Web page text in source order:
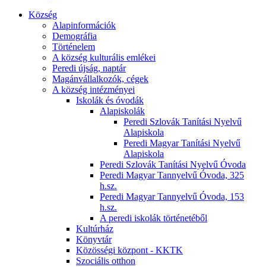
Község
Alapinformációk
Demográfia
Történelem
A község kulturális emlékei
Peredi újság, naptár
Magánvállalkozók, cégek
A község intézményei
Iskolák és óvodák
Alapiskolák
Peredi Szlovák Tanítási Nyelvű
Alapiskola
Peredi Magyar Tanítási Nyelvű
Alapiskola
Peredi Szlovák Tanítási Nyelvű Óvoda
Peredi Magyar Tannyelvű Óvoda, 325
h.sz.
Peredi Magyar Tannyelvű Óvoda, 153
h.sz.
A peredi iskolák történetéből
Kultúrház
Könyvtár
Közösségi központ - KKTK
Szociális otthon